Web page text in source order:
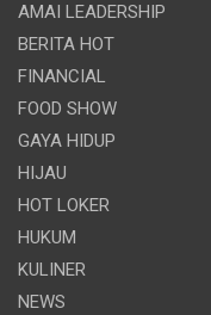
AMAI LEADERSHIP
BERITA HOT
FINANCIAL
FOOD SHOW
GAYA HIDUP
HIJAU
HOT LOKER
HUKUM
KULINER
NEWS